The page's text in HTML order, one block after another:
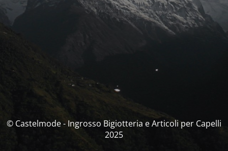
© Castelmode - Ingrosso Bigiotteria e Articoli per Capelli
2025